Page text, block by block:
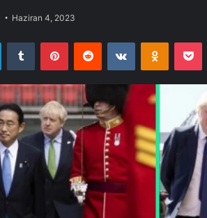
Haziran 4, 2023
LinkedInTumblr PinterestReddit VKontakte